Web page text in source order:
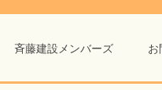
斉藤建設メンバーズ お